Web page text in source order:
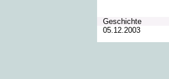
Geschichte
05.12.2003